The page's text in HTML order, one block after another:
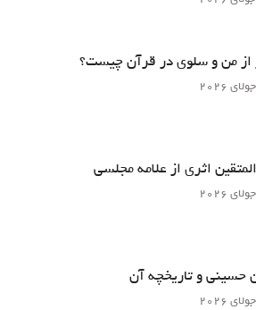
از من و سلوی در قرآن چیست؟
اثری از علامه مجلسی
حسینی و تاریخچه آن